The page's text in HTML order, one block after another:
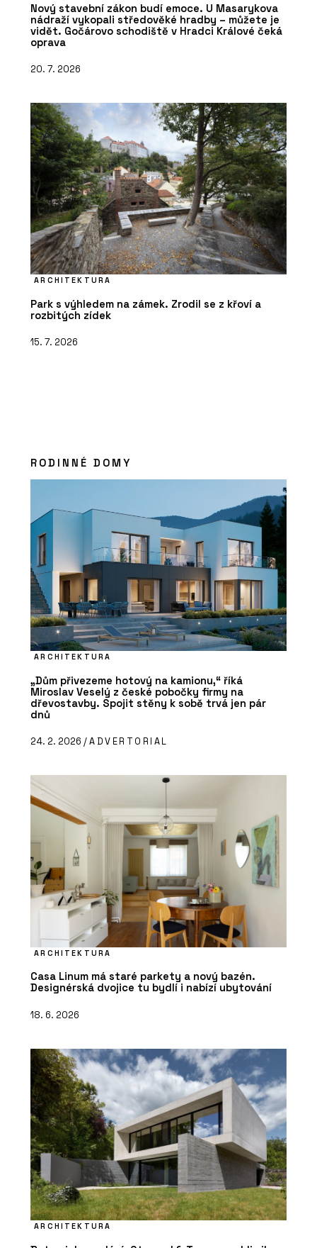
Nový stavební zákon budí emoce. U Masarykova
nádraží vykopali středověké hradby – můžete je
vidět. Gočárovo schodiště v Hradci Králové čeká
oprava
20. 7. 2026
ARCHITEKTURA
Park s výhledem na zámek. Zrodil se z křoví a
rozbitých zídek
15. 7. 2026
RODINNÉ DOMY
ARCHITEKTURA
„Dům přivezeme hotový na kamionu,“ říká
Miroslav Veselý z české pobočky firmy na
dřevostavby. Spojit stěny k sobě trvá jen pár
dnů
24. 2. 2026 /ADVERTORIAL
ARCHITEKTURA
Casa Linum má staré parkety a nový bazén.
Designérská dvojice tu bydlí i nabízí ubytování
18. 6. 2026
ARCHITEKTURA